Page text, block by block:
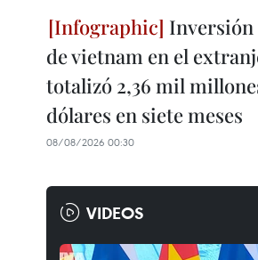
de vietnam en el
totalizó 2,36 mil
dólares en siete meses
08/08/2026 00:30
VIDEOS